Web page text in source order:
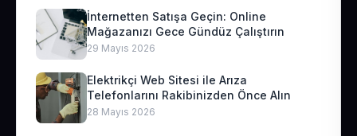
İnternetten Satışa Geçin: Online
Mağazanızı Gece Gündüz Çalıştırın
29 Mayıs 2026
Elektrikçi Web Sitesi ile Arıza
Telefonlarını Rakibinizden Önce Alın
28 Mayıs 2026